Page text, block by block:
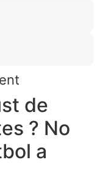
de
? No
a